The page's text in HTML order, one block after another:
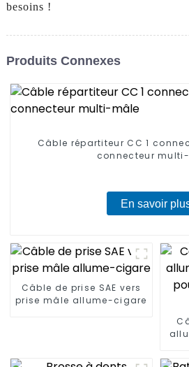
besoins !
Produits Connexes
Câble répartiteur CC 1
connecteur
En savoir
Câble de prise SAE vers
prise mâle allume-cigare